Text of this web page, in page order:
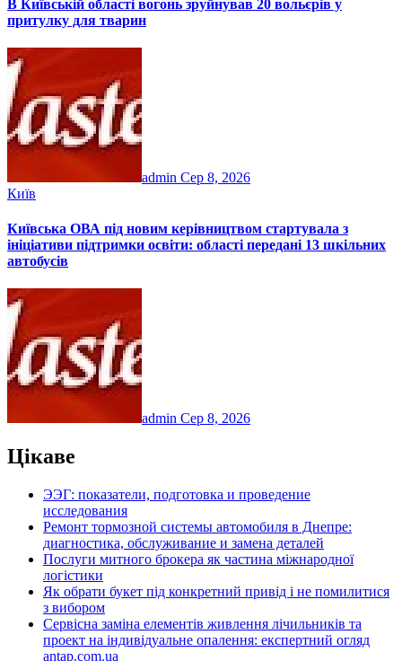
В Київській області вогонь зруйнував 20 вольєрів у
притулку для тварин
admin Сер 8, 2026
Київ
Київська ОВА під новим керівництвом стартувала з
ініціативи підтримки освіти: області передані 13 шкільних
автобусів
admin Сер 8, 2026
Цікаве
ЭЭГ: показатели, подготовка и проведение
исследования
Ремонт тормозной системы автомобиля в Днепре:
диагностика, обслуживание и замена деталей
Послуги митного брокера як частина міжнародної
логістики
Як обрати букет під конкретний привід і не помилитися
з вибором
Сервісна заміна елементів живлення лічильників та
проект на індивідуальне опалення: експертний огляд
antap.com.ua